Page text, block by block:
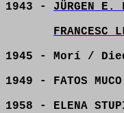
1943 - JÜRGEN E.
FRANCESC
1945 - Morí /
1949 - FATOS
1958 - ELENA